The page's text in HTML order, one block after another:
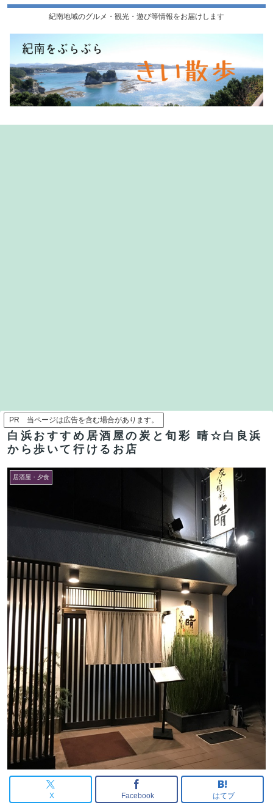
紀南地域のグルメ・観光・遊び等情報をお届けします
PR 当ページは広告を含む場合があります。
白浜おすすめ居酒屋の炭と旬彩 晴☆白良浜
から歩いて行けるお店
居酒屋・夕食
X Facebook はてブ